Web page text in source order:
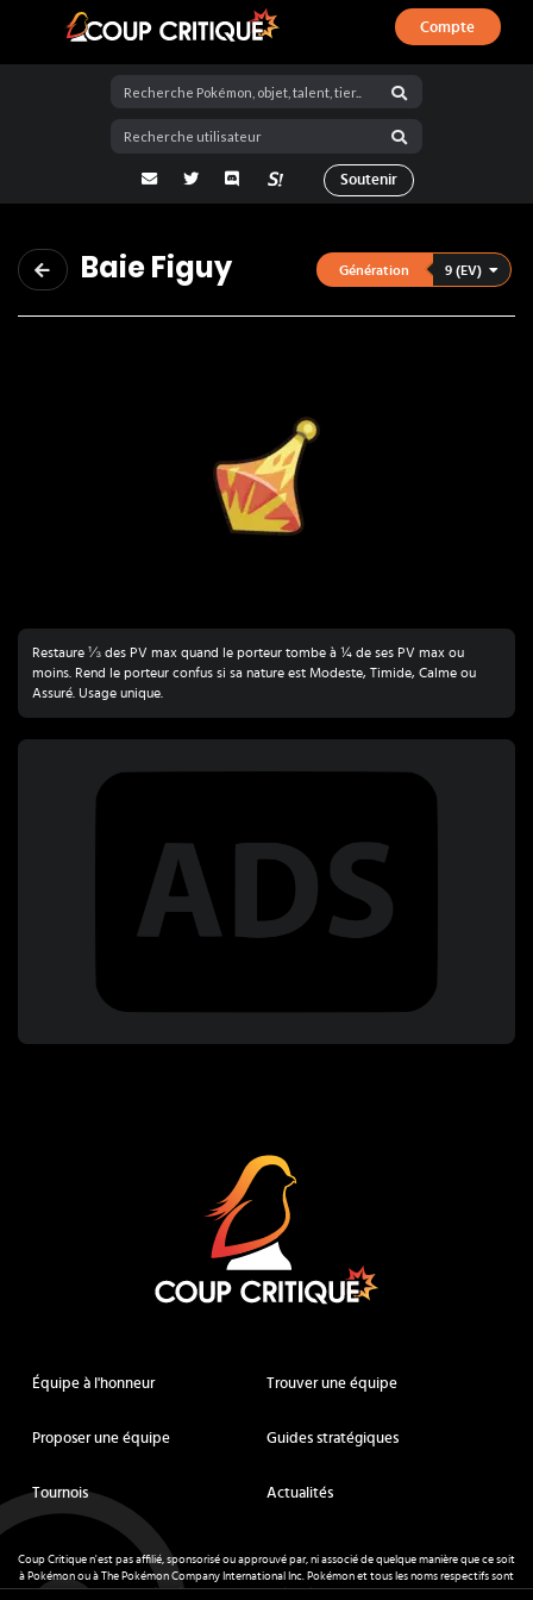
Coup Critique
Compte
adresse email
Twitter Discord La Salty Room sur Pokémon
Soutenir
Baie Figuy Génération 9 (EV)
Restaure ⅓ des PV max quand le porteur tombe à ¼ de ses PV max ou
moins. Rend le porteur confus si sa nature est Modeste, Timide, Calme ou
Assuré. Usage unique.
Équipe à l'honneur Trouver une équipe
Proposer une équipe Guides stratégiques
Tournois Actualités
Coup Critique n'est pas affilié, sponsorisé ou approuvé par, ni associé de quelque manière que ce soit
à Pokémon ou à The Pokémon Company International Inc. Pokémon et tous les noms respectifs sont
des marques déposées et des marques déposées. © de Nintendo 1996-2026.